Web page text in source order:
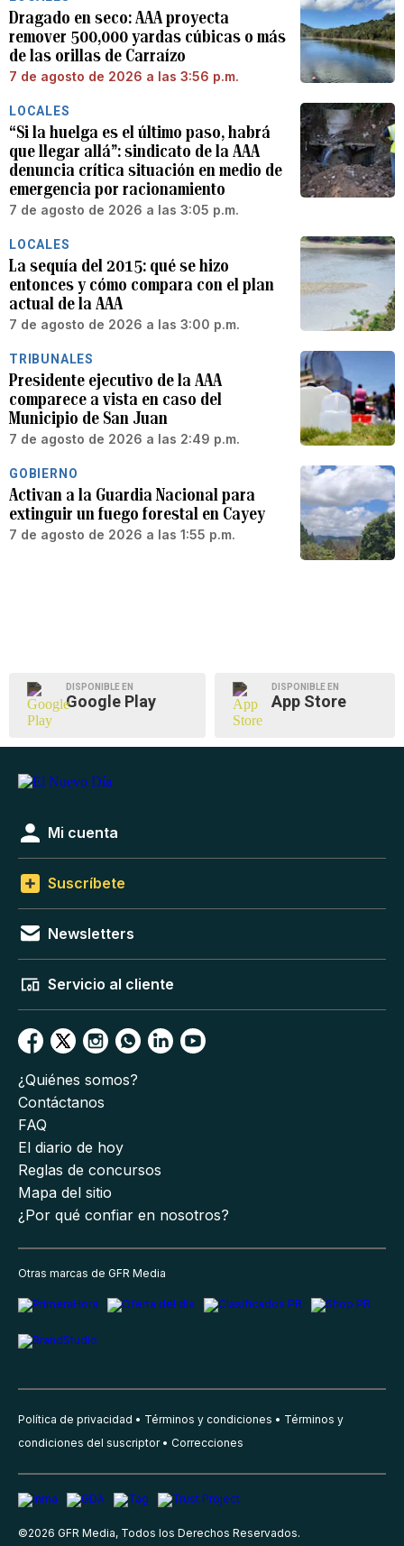
Dragado en seco: AAA proyecta
remover 500,000 yardas cúbicas o más
de las orillas de Carraízo
7 de agosto de 2026 a las 3:56 p.m.
LOCALES
“Si la huelga es el último paso, habrá
que llegar allá”: sindicato de la AAA
denuncia crítica situación en medio de
emergencia por racionamiento
7 de agosto de 2026 a las 3:05 p.m.
LOCALES
La sequía del 2015: qué se hizo
entonces y cómo compara con el plan
actual de la AAA
7 de agosto de 2026 a las 3:00 p.m.
TRIBUNALES
Presidente ejecutivo de la AAA
comparece a vista en caso del
Municipio de San Juan
7 de agosto de 2026 a las 2:49 p.m.
GOBIERNO
Activan a la Guardia Nacional para
extinguir un fuego forestal en Cayey
7 de agosto de 2026 a las 1:55 p.m.
DISPONIBLE EN
Google Play
DISPONIBLE EN
App Store
Mi cuenta
Suscríbete
Newsletters
Servicio al cliente
¿Quiénes somos?
Contáctanos
FAQ
El diario de hoy
Reglas de concursos
Mapa del sitio
¿Por qué confiar en nosotros?
Otras marcas de GFR Media
Política de privacidad Términos y condiciones
Términos y
condiciones del suscriptor
Correcciones
©2026 GFR Media, Todos los Derechos Reservados.